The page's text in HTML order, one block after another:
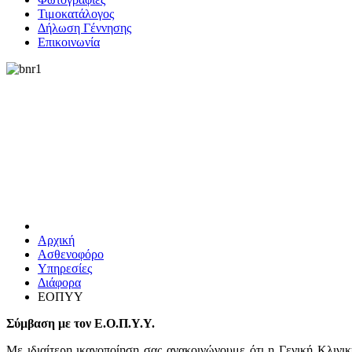
Τιμοκατάλογος
Δήλωση Γέννησης
Επικοινωνία
Αρχική
Ασθενοφόρο
Υπηρεσίες
Διάφορα
ΕΟΠΥΥ
Σύμβαση με τον Ε.Ο.Π.Υ.Υ.